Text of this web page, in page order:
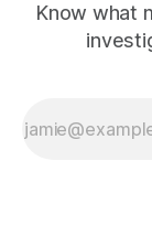
Know what